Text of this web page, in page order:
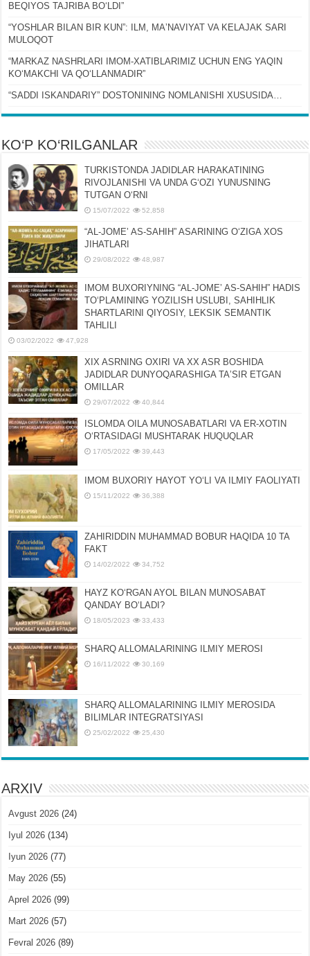
BEQIYOS TAJRIBA BOʻLDI”
“YOSHLAR BILAN BIR KUN”: ILM, MAʼNAVIYAT VA KELAJAK SARI
MULOQOT
“MARKAZ NASHRLARI IMOM-XATIBLARIMIZ UCHUN ENG YAQIN
KOʻMAKCHI VA QOʻLLANMADIR”
“SADDI ISKANDARIY” DOSTONINING NOMLANISHI XUSUSIDA…
KO‘P KO‘RILGANLAR
TURKISTONDA JADIDLAR HARAKATINING
RIVOJLANISHI VA UNDA GʻOZI YUNUSNING
TUTGAN OʻRNI
15/07/2022 52,858
“AL-JOMEʼ AS-SAHIH” ASARINING OʻZIGA XOS
JIHATLARI
29/08/2022 48,987
IMOM BUXORIYNING “AL-JOMEʼ AS-SAHIH” HADIS
TOʻPLAMINING YOZILISH USLUBI, SAHIHLIK
SHARTLARINI QIYOSIY, LЕKSIK SЕMANTIK
TAHLILI
03/02/2022 47,928
XIX ASRNING OXIRI VA XX ASR BOSHIDA
JADIDLAR DUNYOQARASHIGA TAʼSIR ETGAN
OMILLAR
29/07/2022 40,844
ISLOMDA OILA MUNOSABATLARI VA ER-XOTIN
OʻRTASIDAGI MUSHTARAK HUQUQLAR
17/05/2022 39,443
IMOM BUXORIY HAYOT YOʻLI VA ILMIY FAOLIYATI
15/11/2022 36,388
ZAHIRIDDIN MUHAMMAD BOBUR HAQIDA 10 TA
FAKT
14/02/2022 34,752
HAYZ KOʻRGAN AYOL BILAN MUNOSABAT
QANDAY BOʻLADI?
18/05/2023 33,433
SHARQ ALLOMALARINING ILMIY MEROSI
16/11/2022 30,169
SHARQ ALLOMALARINING ILMIY MЕROSIDA
BILIMLAR INTЕGRATSIYASI
25/02/2022 25,430
ARXIV
Avgust 2026 (24)
Iyul 2026 (134)
Iyun 2026 (77)
May 2026 (55)
Aprel 2026 (99)
Mart 2026 (57)
Fevral 2026 (89)